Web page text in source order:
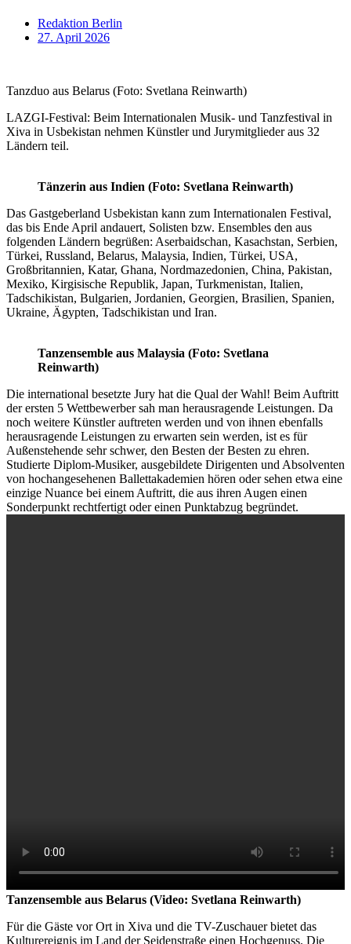
Redaktion Berlin
27. April 2026
Tanzduo aus Belarus (Foto: Svetlana Reinwarth)
LAZGI-Festival: Beim Internationalen Musik- und Tanzfestival in
Xiva in Usbekistan nehmen Künstler und Jurymitglieder aus 32
Ländern teil.
Tänzerin aus Indien (Foto: Svetlana Reinwarth)
Das Gastgeberland Usbekistan kann zum Internationalen Festival,
das bis Ende April andauert, Solisten bzw. Ensembles den aus
folgenden Ländern begrüßen: Aserbaidschan, Kasachstan, Serbien,
Türkei, Russland, Belarus, Malaysia, Indien, Türkei, USA,
Großbritannien, Katar, Ghana, Nordmazedonien, China, Pakistan,
Mexiko, Kirgisische Republik, Japan, Turkmenistan, Italien,
Tadschikistan, Bulgarien, Jordanien, Georgien, Brasilien, Spanien,
Ukraine, Ägypten, Tadschikistan und Iran.
Tanzensemble aus Malaysia (Foto: Svetlana
Reinwarth)
Die international besetzte Jury hat die Qual der Wahl! Beim Auftritt
der ersten 5 Wettbewerber sah man herausragende Leistungen. Da
noch weitere Künstler auftreten werden und von ihnen ebenfalls
herausragende Leistungen zu erwarten sein werden, ist es für
Außenstehende sehr schwer, den Besten der Besten zu ehren.
Studierte Diplom-Musiker, ausgebildete Dirigenten und Absolventen
von hochangesehenen Ballettakademien hören oder sehen etwa eine
einzige Nuance bei einem Auftritt, die aus ihren Augen einen
Sonderpunkt rechtfertigt oder einen Punktabzug begründet.
Tanzensemble aus Belarus (Video: Svetlana Reinwarth)
Für die Gäste vor Ort in Xiva und die TV-Zuschauer bietet das
Kulturereignis im Land der Seidenstraße einen Hochgenuss. Die